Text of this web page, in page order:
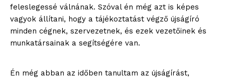
feleslegessé válnának. Szóval én még azt is képes
vagyok állítani, hogy a tájékoztatást végző újságíró
minden cégnek, szervezetnek, és ezek vezetőinek és
munkatársainak a segítségére van.
Én még abban az időben tanultam az újságírást,